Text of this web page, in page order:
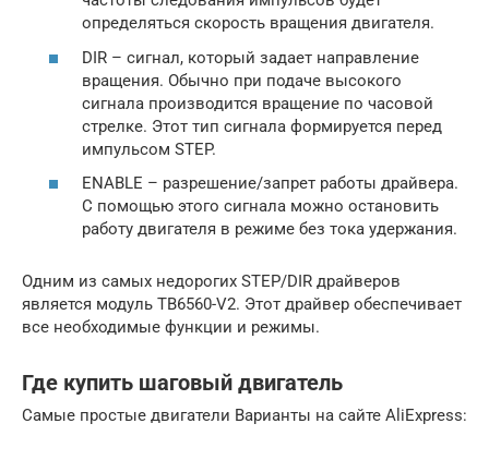
определяться скорость вращения двигателя.
DIR – сигнал, который задает направление
вращения. Обычно при подаче высокого
сигнала производится вращение по часовой
стрелке. Этот тип сигнала формируется перед
импульсом STEP.
ENABLE – разрешение/запрет работы драйвера.
С помощью этого сигнала можно остановить
работу двигателя в режиме без тока удержания.
Одним из самых недорогих STEP/DIR драйверов
является модуль TB6560-V2. Этот драйвер обеспечивает
все необходимые функции и режимы.
Где купить шаговый двигатель
Самые простые двигатели Варианты на сайте AliExpress: